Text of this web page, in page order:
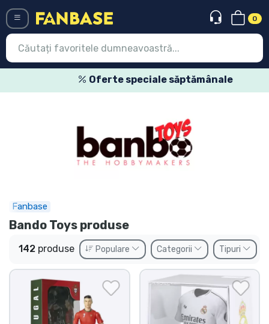
0
Oferte speciale săptămânale
Fanbase
Bando Toys produse
142 produse Populare Categorii Tipuri
Precomenzi
Outlet produse
Transport și plată
Sortare după serie